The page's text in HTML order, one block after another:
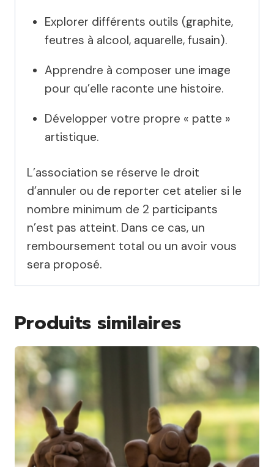
Explorer différents outils (graphite,
feutres à alcool, aquarelle, fusain).
Apprendre à composer une image
pour qu’elle raconte une histoire.
Développer votre propre « patte »
artistique.
L’association se réserve le droit
d’annuler ou de reporter cet atelier si le
nombre minimum de 2 participants
n’est pas atteint. Dans ce cas, un
remboursement total ou un avoir vous
sera proposé.
Produits similaires